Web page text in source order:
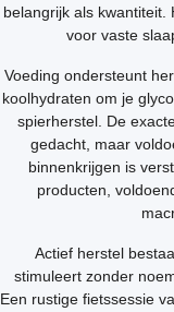
belangrijk als
voor vaste
Voeding ondersteunt
koolhydraten om je
spierherstel. De
gedacht, maar
binnenkrijgen is
producten,
Actief herstel
stimuleert zonder
Een rustige fietssessie